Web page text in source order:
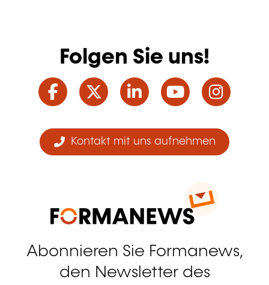
Folgen Sie uns!
Facebook
TwitterLinkedInYouTube
Kontakt mit uns aufnehmen
Abonnieren Sie Formanews,
den Newsletter des